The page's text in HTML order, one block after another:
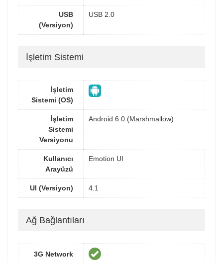
USB
(Versiyon)
USB 2.0
İşletim Sistemi
İşletim
Sistemi (OS)
İşletim
Sistemi
Versiyonu
Android 6.0 (Marshmallow)
Kullanıcı
Arayüzü
Emotion UI
UI (Versiyon) 4.1
Ağ Bağlantıları
3G Network